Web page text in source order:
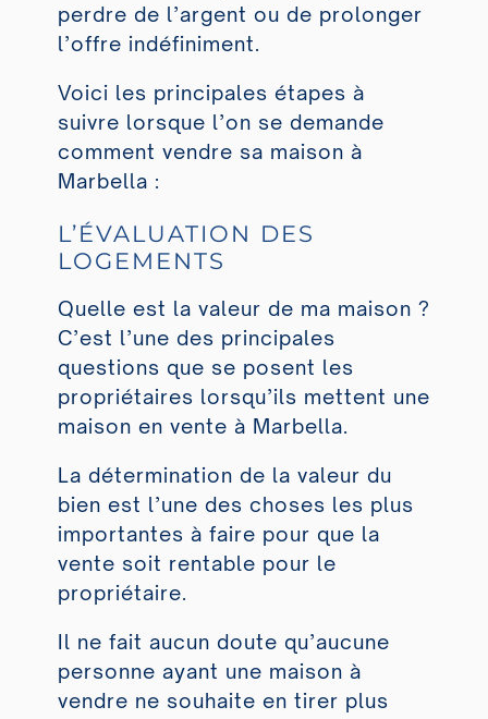
perdre de l’argent ou de prolonger
l’offre indéfiniment.
Voici les principales étapes à
suivre lorsque l’on se demande
comment vendre sa maison à
Marbella :
L’ÉVALUATION DES
LOGEMENTS
Quelle est la valeur de ma maison ?
C’est l’une des principales
questions que se posent les
propriétaires lorsqu’ils mettent une
maison en vente à Marbella.
La détermination de la valeur du
bien est l’une des choses les plus
importantes à faire pour que la
vente soit rentable pour le
propriétaire.
Il ne fait aucun doute qu’aucune
personne ayant une maison à
vendre ne souhaite en tirer plus